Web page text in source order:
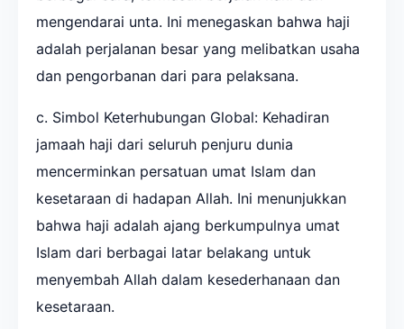
mengendarai unta. Ini menegaskan bahwa haji
adalah perjalanan besar yang melibatkan usaha
dan pengorbanan dari para pelaksana.
c. Simbol Keterhubungan Global: Kehadiran
jamaah haji dari seluruh penjuru dunia
mencerminkan persatuan umat Islam dan
kesetaraan di hadapan Allah. Ini menunjukkan
bahwa haji adalah ajang berkumpulnya umat
Islam dari berbagai latar belakang untuk
menyembah Allah dalam kesederhanaan dan
kesetaraan.